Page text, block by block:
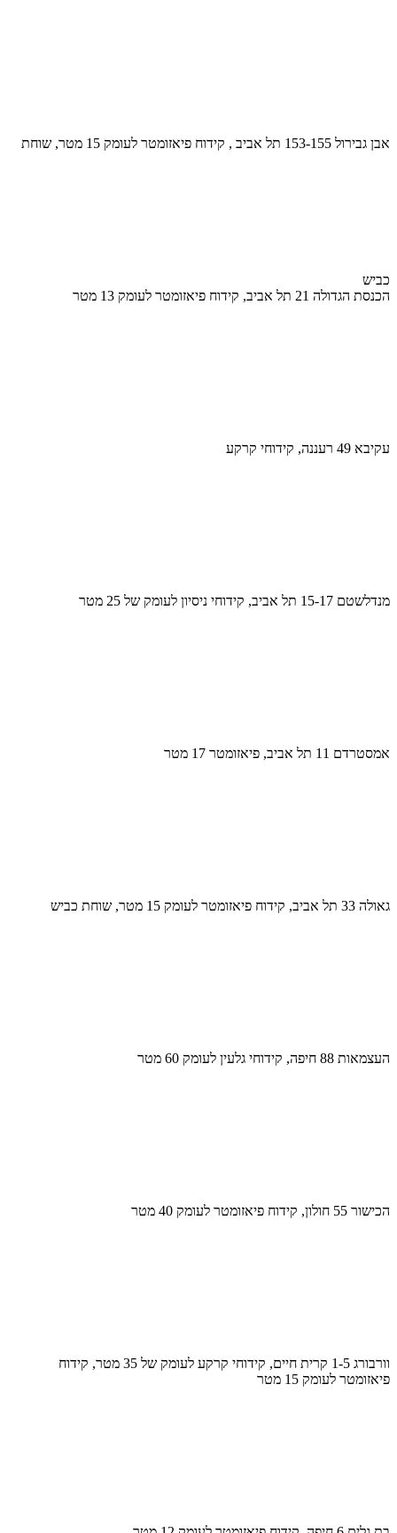
אבן גבירול 153-155 תל אביב , קידוח פיאזומטר לעומק 15 מטר, שוחת
כביש
הכנסת הגדולה 21 תל אביב, קידוח פיאזומטר לעומק 13 מטר
עקיבא 49 רעננה, קידוחי קרקע
מנדלשטם 15-17 תל אביב, קידוחי ניסיון לעומק של 25 מטר
אמסטרדם 11 תל אביב, פיאזומטר 17 מטר
גאולה 33 תל אביב, קידוח פיאזומטר לעומק 15 מטר, שוחת כביש
העצמאות 88 חיפה, קידוחי גלעין לעומק 60 מטר
הכישור 55 חולון, קידוח פיאזומטר לעומק 40 מטר
וורבורג 1-5 קרית חיים, קידוחי קרקע לעומק של 35 מטר, קידוח
פיאזומטר לעומק 15 מטר